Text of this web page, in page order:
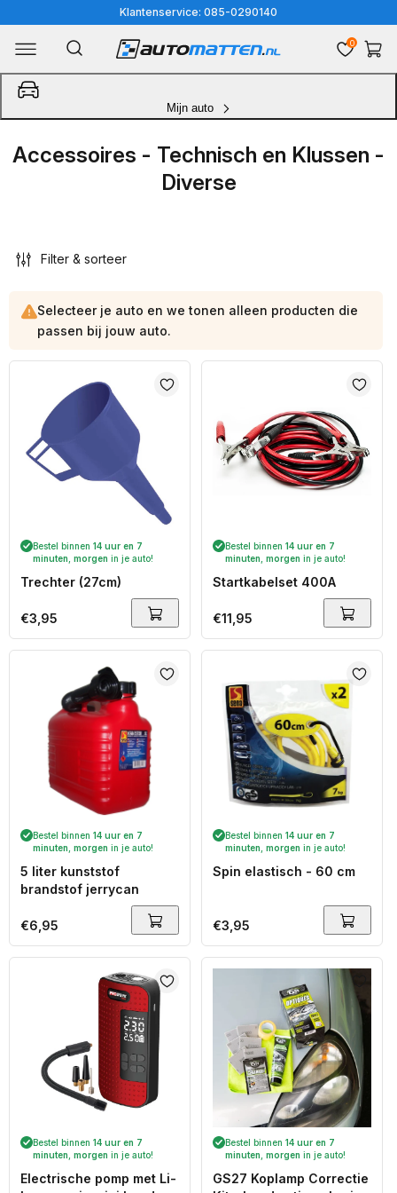
naar
content
Klantenservice: 085-0290140
Mijn auto
0
Accessoires - Technisch en Klussen -
Diverse
Filter & sorteer
Selecteer je auto en we tonen alleen producten die
passen bij jouw auto.
Bestel binnen 14 uur en 7
minuten morgen in je auto!
Trechter (27cm)
Normale
prijs
€3,95
Bestel binnen 14 uur en 7
minuten morgen in je auto!
Startkabelset 400A
Normale
prijs
€11,95
Bestel binnen 14 uur en 7
minuten morgen in je auto!
5 liter kunststof
brandstof jerrycan
Normale
prijs
€6,95
Bestel binnen 14 uur en 7
minuten morgen in je auto!
Spin elastisch - 60 cm
Normale
prijs
€3,95
Bestel binnen 14 uur en 7
minuten morgen in je auto!
Electrische pomp met Li-
Bestel binnen 14 uur en 7
minuten morgen in je auto!
GS27 Koplamp Correctie